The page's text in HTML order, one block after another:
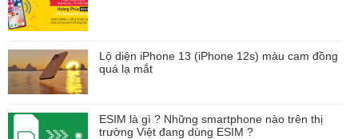
iPhone 12 có 5 màu
giải 2532 x 1170, 2,8 triệu điểm ảnh với 460 ppi.
Lộ diện iPhone 13 (iPhone 12s) màu cam đồng
quá lạ mắt
ESIM là gì ? Những smartphone nào trên thị
trường Việt đang dùng ESIM ?